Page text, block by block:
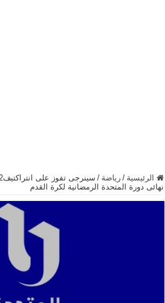
الرئيسية / رياضة /
نهائى دورة المتحدة الرمضانية لكرة القدم